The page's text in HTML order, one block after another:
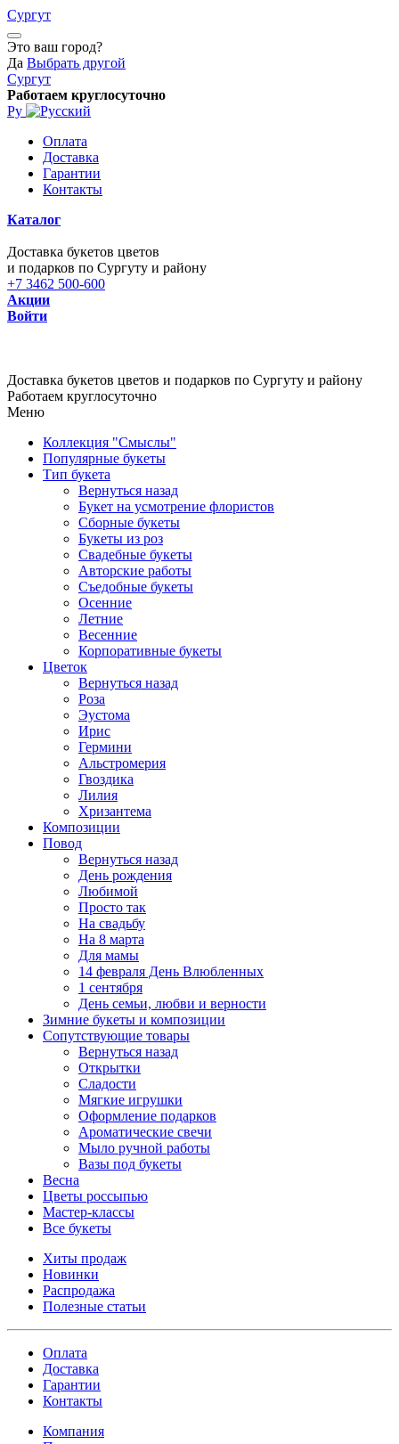
Сургут
Это ваш город?
Да Выбрать другой
Сургут
Работаем круглосуточно
Ру
Оплата
Доставка
Гарантии
Контакты
Каталог
Доставка букетов цветов
и подарков по Сургуту и району
+7 3462 500-600
Акции
Войти
Доставка букетов цветов и подарков по Сургуту и району
Работаем круглосуточно
Меню
Коллекция "Смыслы"
Популярные букеты
Тип букета
Вернуться назад
Букет на усмотрение флористов
Сборные букеты
Букеты из роз
Свадебные букеты
Авторские работы
Съедобные букеты
Осенние
Летние
Весенние
Корпоративные букеты
Цветок
Вернуться назад
Роза
Эустома
Ирис
Гермини
Альстромерия
Гвоздика
Лилия
Хризантема
Композиции
Повод
Вернуться назад
День рождения
Любимой
Просто так
На свадьбу
На 8 марта
Для мамы
14 февраля День Влюбленных
1 сентября
День семьи, любви и верности
Зимние букеты и композиции
Сопутствующие товары
Вернуться назад
Открытки
Сладости
Мягкие игрушки
Оформление подарков
Ароматические свечи
Мыло ручной работы
Вазы под букеты
Весна
Цветы россыпью
Мастер-классы
Все букеты
Хиты продаж
Новинки
Распродажа
Полезные статьи
Оплата
Доставка
Гарантии
Контакты
Компания